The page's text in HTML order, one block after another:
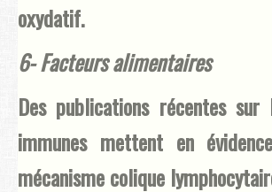
oxydatif.
6- Facteurs alimentaires
Des publications récentes
immunes mettent en
mécanisme colique